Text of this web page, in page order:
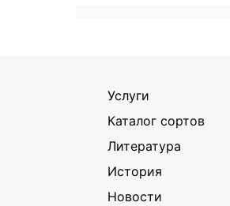
Услуги
Каталог сортов
Литература
История
Новости